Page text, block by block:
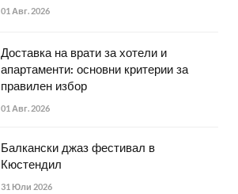
01 Авг. 2026
Доставка на врати за хотели и
апартаменти: основни критерии за
правилен избор
01 Авг. 2026
Балкански джаз фестивал в
Кюстендил
31 Юли 2026